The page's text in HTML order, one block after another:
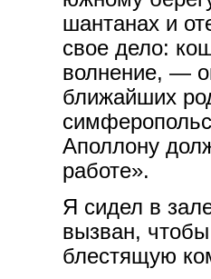
шантанах и
свое дело:
волнение, —
ближайших
Аполлону
работе».
Я сидел в
вызван, чтобы
блестящую